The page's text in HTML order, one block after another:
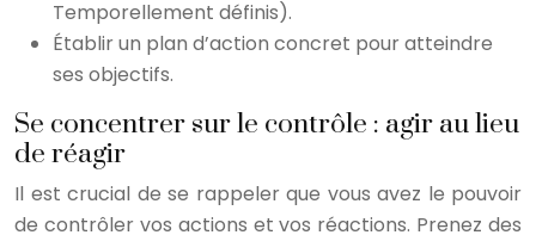
Temporellement définis).
Établir un plan d’action concret pour atteindre
ses objectifs.
Se concentrer sur le contrôle : agir au lieu
de réagir
Il est crucial de se rappeler que vous avez le pouvoir
de contrôler vos actions et vos réactions. Prenez des